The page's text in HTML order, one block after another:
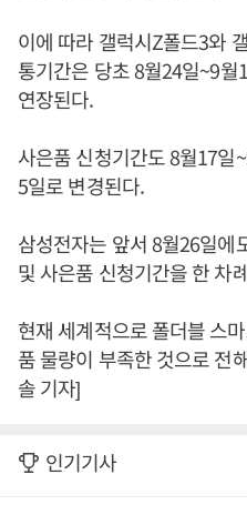
이에 따라 갤럭시Z폴드3와
통기간은 당초 8월24일~9
연장된다.
사은품 신청기간도 8월17일
5일로 변경된다.
삼성전자는 앞서 8월26일에
및 사은품 신청기간을 한 차
현재 세계적으로 폴더블 스
품 물량이 부족한 것으로 전
솔 기자]
인기기사